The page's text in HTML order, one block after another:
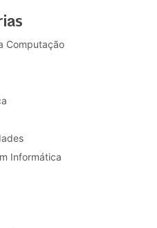
Computação
Informática